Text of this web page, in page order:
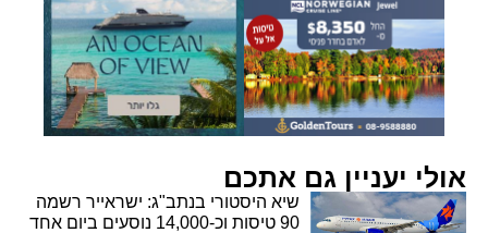
אולי יעניין גם אתכם
שיא היסטורי בנתב"ג: ישראייר רשמה
90 טיסות וכ-14,000 נוסעים ביום אחד